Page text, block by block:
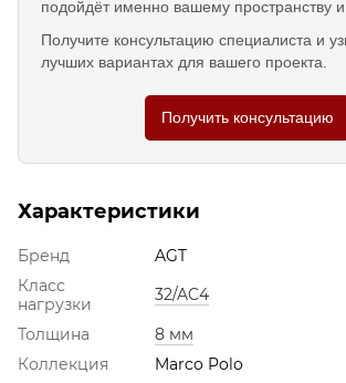
подойдёт именно вашему пространству
Получите консультацию специалиста и
лучших вариантах для вашего проекта.
Получить консультацию
Характеристики
Бренд
AGT
Класс
нагрузки
32/AC4
Толщина
8 мм
Коллекция
Marco Polo